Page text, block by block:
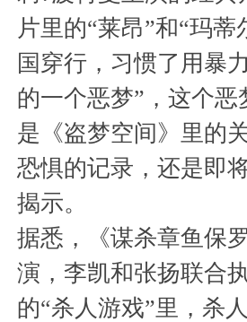
片里的“莱昂”和“玛
国穿行，习惯了用暴
的一个恶梦”，这个
是《盗梦空间》里的
恐惧的记录，还是即
揭示。
据悉，《谋杀章鱼保
演，李凯和张扬联合
的“杀人游戏”里，杀